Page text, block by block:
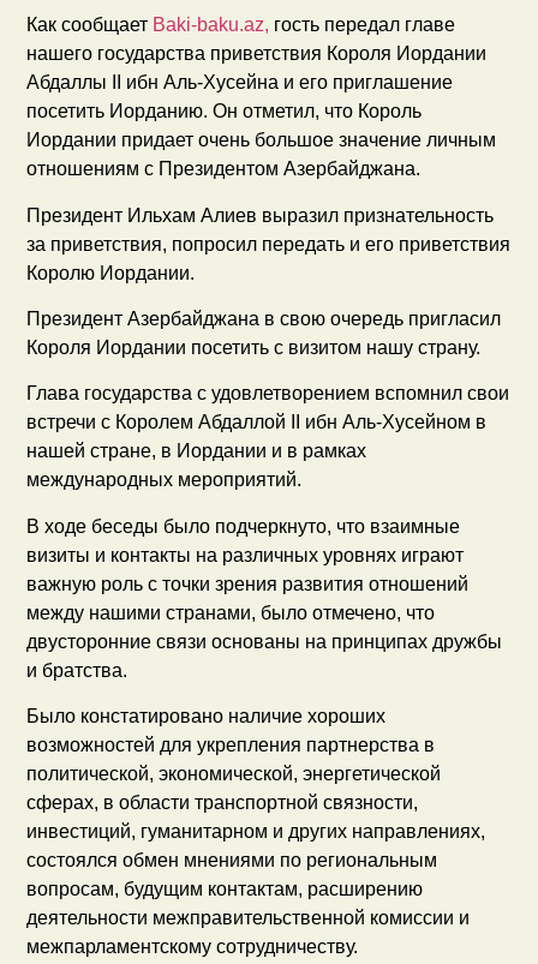
Как сообщает Baki-baku.az, гость передал главе
нашего государства приветствия Короля Иордании
Абдаллы II ибн Аль-Хусейна и его приглашение
посетить Иорданию. Он отметил, что Король
Иордании придает очень большое значение личным
отношениям с Президентом Азербайджана.
Президент Ильхам Алиев выразил признательность
за приветствия, попросил передать и его приветствия
Королю Иордании.
Президент Азербайджана в свою очередь пригласил
Короля Иордании посетить с визитом нашу страну.
Глава государства с удовлетворением вспомнил свои
встречи с Королем Абдаллой II ибн Аль-Хусейном в
нашей стране, в Иордании и в рамках
международных мероприятий.
В ходе беседы было подчеркнуто, что взаимные
визиты и контакты на различных уровнях играют
важную роль с точки зрения развития отношений
между нашими странами, было отмечено, что
двусторонние связи основаны на принципах дружбы
и братства.
Было констатировано наличие хороших
возможностей для укрепления партнерства в
политической, экономической, энергетической
сферах, в области транспортной связности,
инвестиций, гуманитарном и других направлениях,
состоялся обмен мнениями по региональным
вопросам, будущим контактам, расширению
деятельности межправительственной комиссии и
межпарламентскому сотрудничеству.